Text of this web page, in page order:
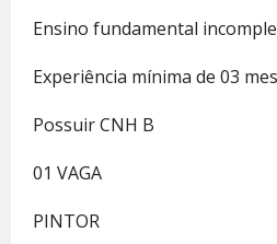
Ensino fundamental
Experiência mínima de 03
Possuir CNH B
01 VAGA
PINTOR